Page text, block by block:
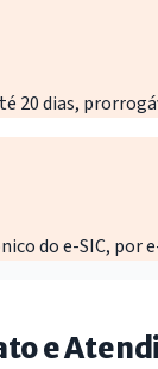
20 dias,
do e-SIC, por
e